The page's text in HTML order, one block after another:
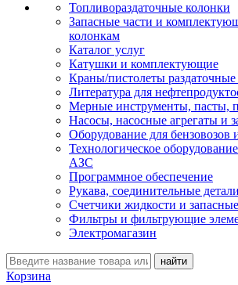
Топливораздаточные колонки
Запасные части и
колонкам
Каталог услуг
Катушки и комплектующие
Краны/пистолеты раздаточные
Литература для
Мерные инструменты, пасты,
Насосы, насосные агрегаты и
Оборудование для бензовозов
Технологическое
АЗС
Программное обеспечение
Рукава, соединительные
Счетчики жидкости и
Фильтры и фильтрующие
Электромагазин
Корзина